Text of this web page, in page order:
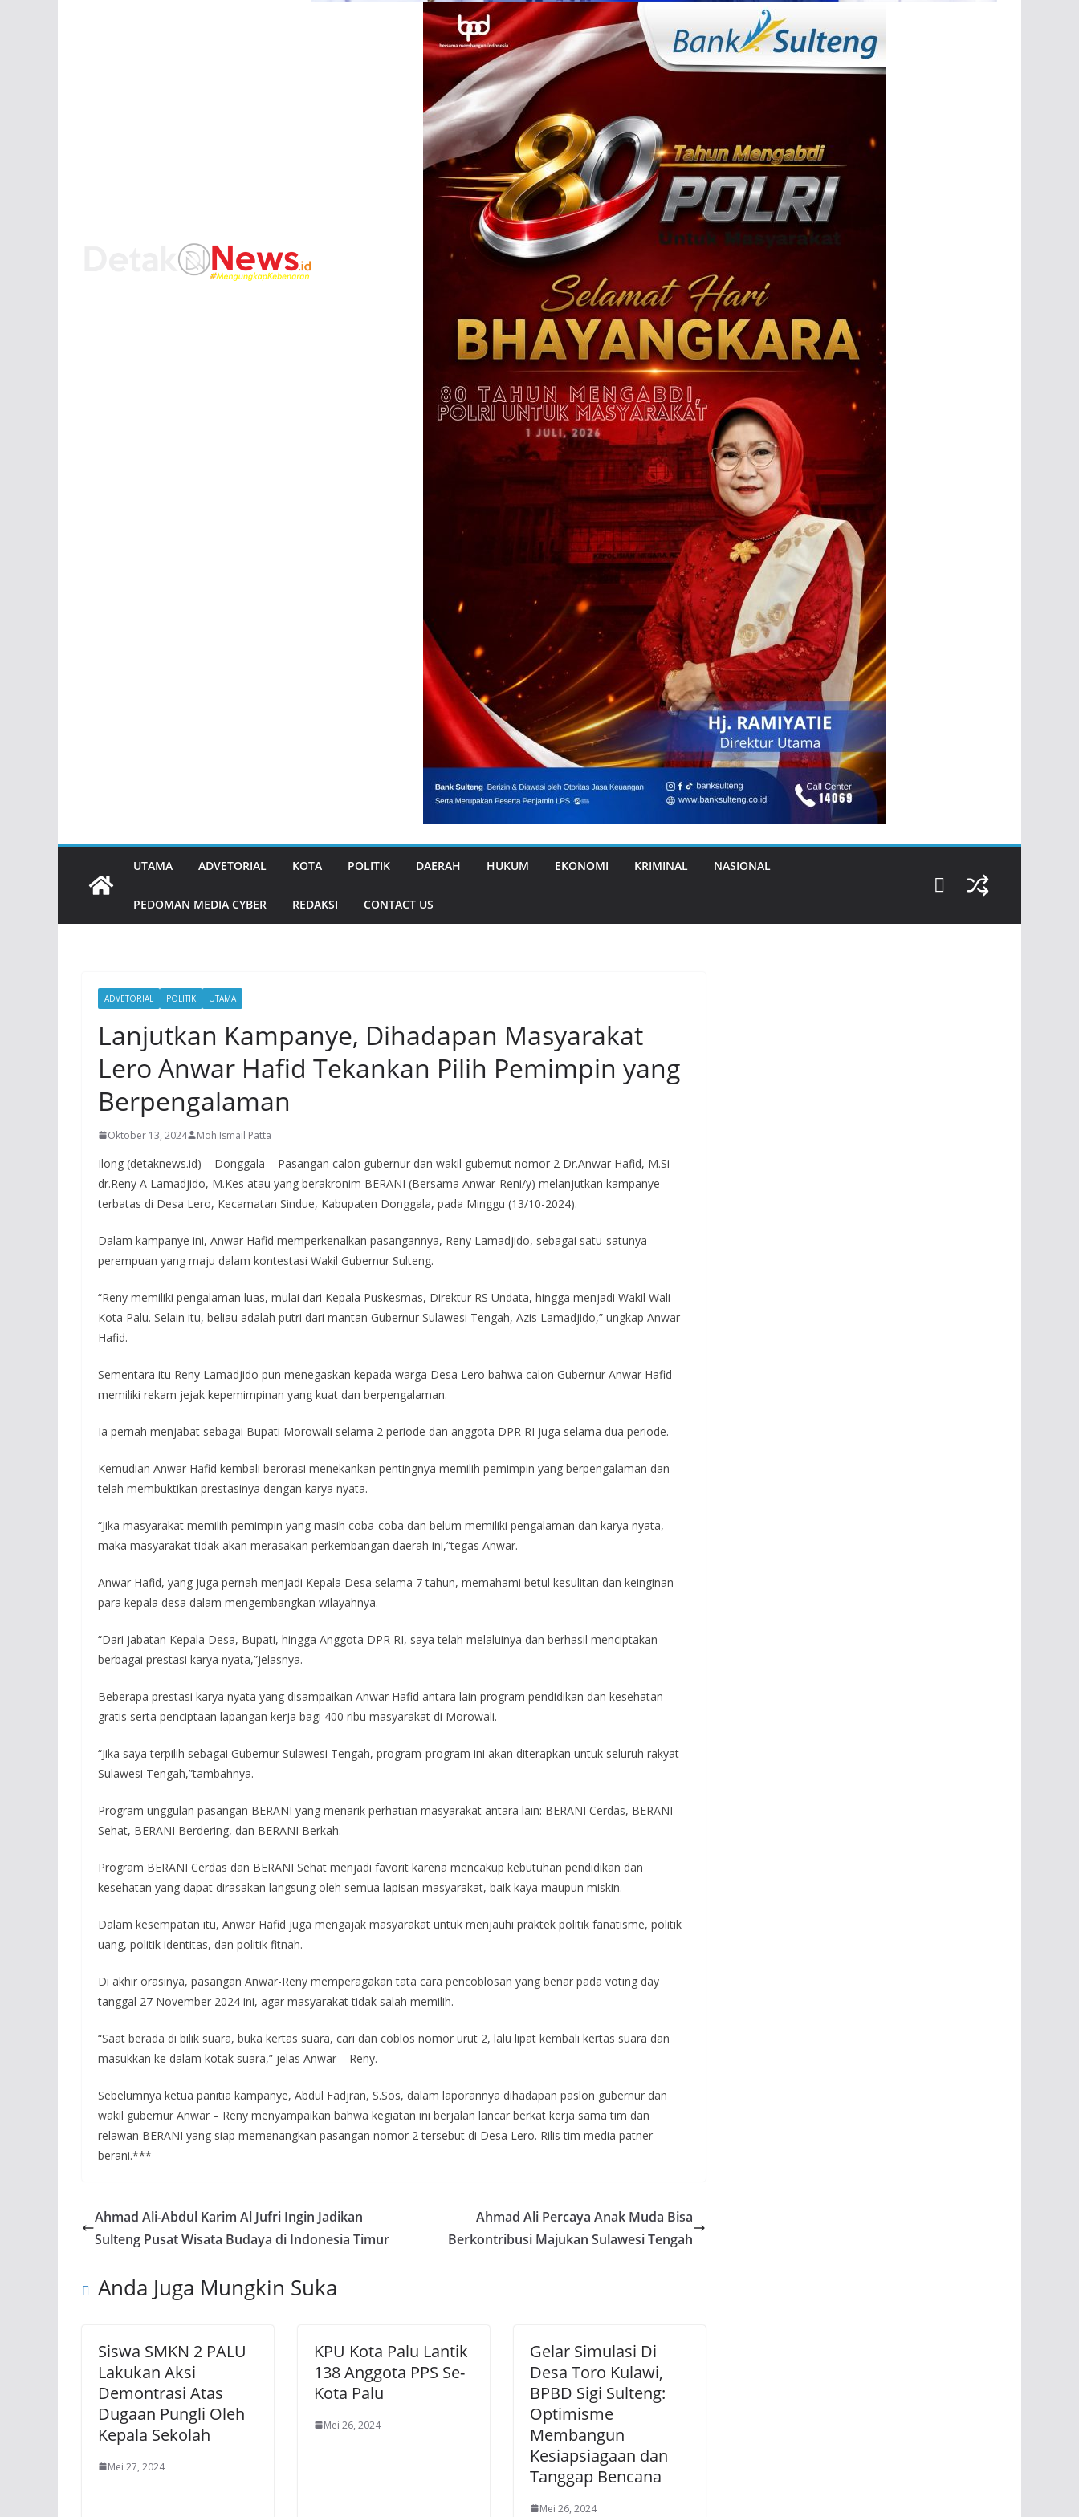
UTAMA ADVETORIAL KOTA POLITIK DAERAH HUKUM EKONOMI KRIMINAL NASIONAL
PEDOMAN MEDIA CYBER REDAKSI CONTACT US
ADVETORIAL POLITIK UTAMA
Lanjutkan Kampanye, Dihadapan Masyarakat
Lero Anwar Hafid Tekankan Pilih Pemimpin yang
Berpengalaman
Oktober 13, 2024 Moh.Ismail Patta
Ilong (detaknews.id) – Donggala – Pasangan calon gubernur dan wakil gubernut nomor 2 Dr.Anwar Hafid, M.Si –
dr.Reny A Lamadjido, M.Kes atau yang berakronim BERANI (Bersama Anwar-Reni/y) melanjutkan kampanye
terbatas di Desa Lero, Kecamatan Sindue, Kabupaten Donggala, pada Minggu (13/10-2024).
Dalam kampanye ini, Anwar Hafid memperkenalkan pasangannya, Reny Lamadjido, sebagai satu-satunya
perempuan yang maju dalam kontestasi Wakil Gubernur Sulteng.
“Reny memiliki pengalaman luas, mulai dari Kepala Puskesmas, Direktur RS Undata, hingga menjadi Wakil Wali
Kota Palu. Selain itu, beliau adalah putri dari mantan Gubernur Sulawesi Tengah, Azis Lamadjido,” ungkap Anwar
Hafid.
Sementara itu Reny Lamadjido pun menegaskan kepada warga Desa Lero bahwa calon Gubernur Anwar Hafid
memiliki rekam jejak kepemimpinan yang kuat dan berpengalaman.
Ia pernah menjabat sebagai Bupati Morowali selama 2 periode dan anggota DPR RI juga selama dua periode.
Kemudian Anwar Hafid kembali berorasi menekankan pentingnya memilih pemimpin yang berpengalaman dan
telah membuktikan prestasinya dengan karya nyata.
“Jika masyarakat memilih pemimpin yang masih coba-coba dan belum memiliki pengalaman dan karya nyata,
maka masyarakat tidak akan merasakan perkembangan daerah ini,”tegas Anwar.
Anwar Hafid, yang juga pernah menjadi Kepala Desa selama 7 tahun, memahami betul kesulitan dan keinginan
para kepala desa dalam mengembangkan wilayahnya.
“Dari jabatan Kepala Desa, Bupati, hingga Anggota DPR RI, saya telah melaluinya dan berhasil menciptakan
berbagai prestasi karya nyata,”jelasnya.
Beberapa prestasi karya nyata yang disampaikan Anwar Hafid antara lain program pendidikan dan kesehatan
gratis serta penciptaan lapangan kerja bagi 400 ribu masyarakat di Morowali.
“Jika saya terpilih sebagai Gubernur Sulawesi Tengah, program-program ini akan diterapkan untuk seluruh rakyat
Sulawesi Tengah,”tambahnya.
Program unggulan pasangan BERANI yang menarik perhatian masyarakat antara lain: BERANI Cerdas, BERANI
Sehat, BERANI Berdering, dan BERANI Berkah.
Program BERANI Cerdas dan BERANI Sehat menjadi favorit karena mencakup kebutuhan pendidikan dan
kesehatan yang dapat dirasakan langsung oleh semua lapisan masyarakat, baik kaya maupun miskin.
Dalam kesempatan itu, Anwar Hafid juga mengajak masyarakat untuk menjauhi praktek politik fanatisme, politik
uang, politik identitas, dan politik fitnah.
Di akhir orasinya, pasangan Anwar-Reny memperagakan tata cara pencoblosan yang benar pada voting day
tanggal 27 November 2024 ini, agar masyarakat tidak salah memilih.
“Saat berada di bilik suara, buka kertas suara, cari dan coblos nomor urut 2, lalu lipat kembali kertas suara dan
masukkan ke dalam kotak suara,” jelas Anwar – Reny.
Sebelumnya ketua panitia kampanye, Abdul Fadjran, S.Sos, dalam laporannya dihadapan paslon gubernur dan
wakil gubernur Anwar – Reny menyampaikan bahwa kegiatan ini berjalan lancar berkat kerja sama tim dan
relawan BERANI yang siap memenangkan pasangan nomor 2 tersebut di Desa Lero. Rilis tim media patner
berani.***
Ahmad Ali-Abdul Karim Al Jufri Ingin Jadikan
Sulteng Pusat Wisata Budaya di Indonesia Timur
Ahmad Ali Percaya Anak Muda Bisa
Berkontribusi Majukan Sulawesi Tengah
Anda Juga Mungkin Suka
Siswa SMKN 2 PALU
Lakukan Aksi
Demontrasi Atas
Dugaan Pungli Oleh
Kepala Sekolah
Mei 27, 2024
KPU Kota Palu Lantik
138 Anggota PPS Se-
Kota Palu
Mei 26, 2024
Gelar Simulasi Di
Desa Toro Kulawi,
BPBD Sigi Sulteng:
Optimisme
Membangun
Kesiapsiagaan dan
Tanggap Bencana
Mei 26, 2024